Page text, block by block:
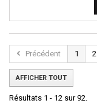
Précédent 1 2
AFFICHER TOUT
Résultats 1 - 12 sur 92.